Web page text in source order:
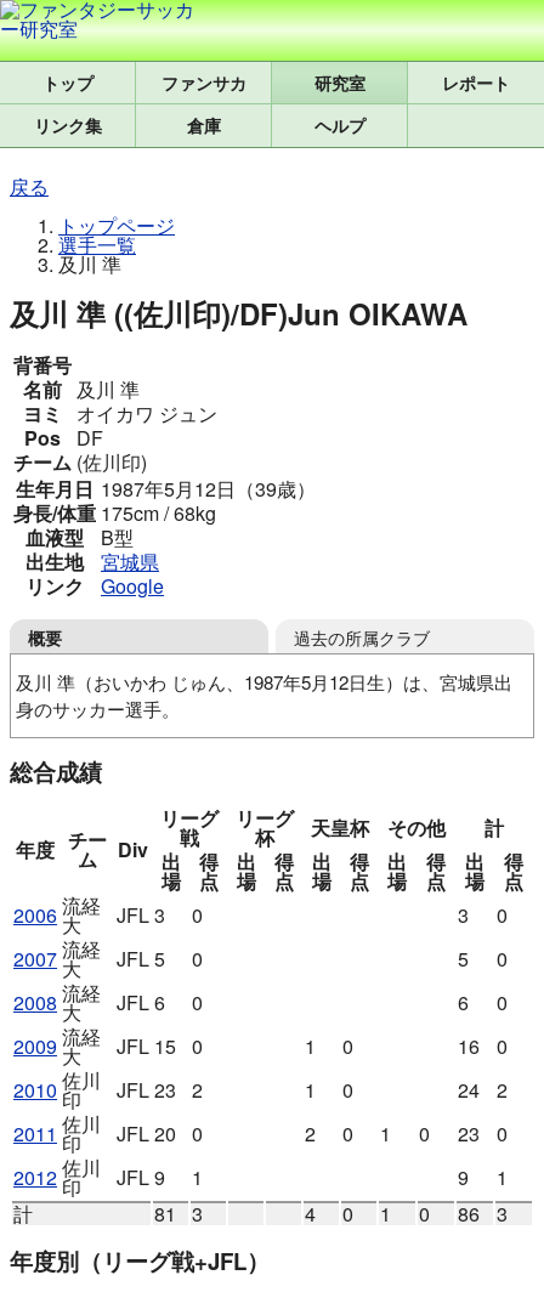
トップ 研究室
レポート
リンク集
倉庫 ヘルプ
戻る
トップページ
選手一覧
及川 準
及川 準 ((佐川印)/DF)Jun OIKAWA
背番号
名前 及川 準
ヨミ
オイカワ ジュン
Pos
DF
チーム (佐川印)
生年月日 1987年5月12日（39歳）
身長/体重 175cm / 68kg
血液型
B型
出生地
宮城県
リンク
Google
概要
及川 準（おいかわ じゅん、1987年5月12日生）は、宮城県出
身のサッカー選手。
過去の所属クラブ
総合成績
年度 チー
ム Div
リーグ
戦
リーグ
杯 天皇杯 その他
計
出
場
得
点
出
場
得
点
出
場
得
点
出
場
得
点
出
場
得
点
2006流経
大 JFL3 0 3
0
2007流経
大 JFL5 0 5
0
2008 流経
大 JFL6 0 6
0
2009流経
大 JFL 15 0 1 0 16
0
2010 佐川
印 JFL23 2 1 0 24
2
2011 佐川
印 JFL20 0 2 0 1 0 23
0
2012佐川
印 JFL9 1 9
1
計
81 3 4 0 1 0 86 3
年度別 （リーグ戦+JFL）